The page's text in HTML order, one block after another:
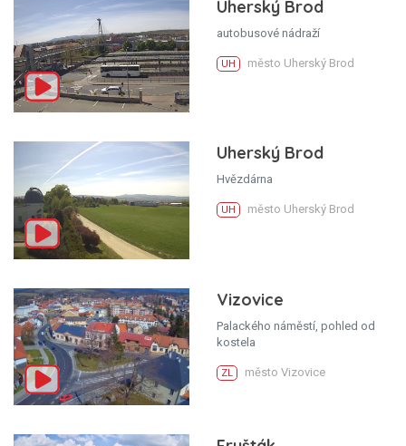
Uherský Brod
autobusové nádraží
UH město Uherský Brod
Uherský Brod
Hvězdárna
UH město Uherský Brod
Vizovice
Palackého náměstí, pohled od
kostela
ZL město Vizovice